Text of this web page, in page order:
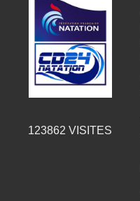
123862 VISITES